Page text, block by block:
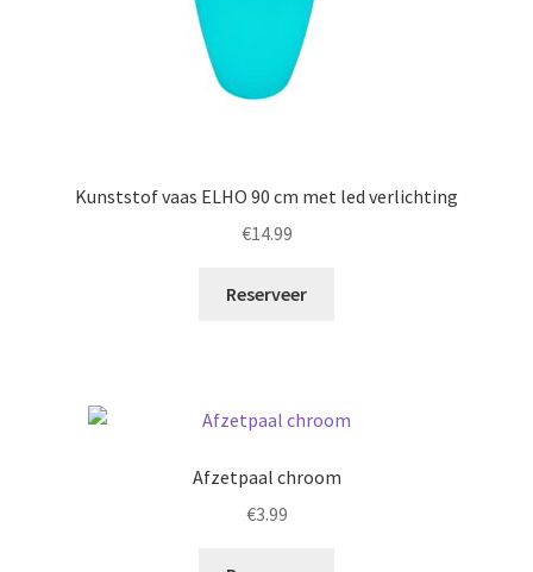
Kunststof vaas ELHO 90 cm met led verlichting
€14.99
Reserveer
Afzetpaal chroom
€3.99